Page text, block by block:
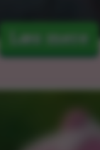
Læs mere